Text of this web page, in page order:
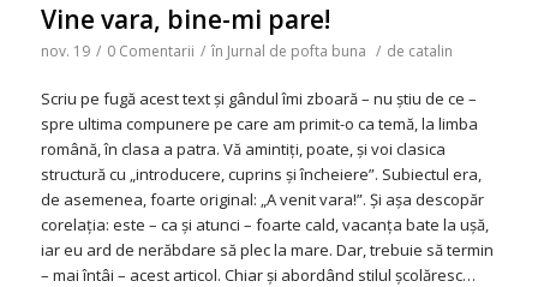
Vine vara, bine-mi pare!
nov. 19 / 0 Comentarii / în Jurnal de pofta buna / de catalin
Scriu pe fugă acest text şi gândul îmi zboară – nu ştiu de ce –
spre ultima compunere pe care am primit-o ca temă, la limba
română, în clasa a patra. Vă amintiţi, poate, şi voi clasica
structură cu „introducere, cuprins şi încheiere”. Subiectul era,
de asemenea, foarte original: „A venit vara!”. Şi aşa descopăr
corelaţia: este – ca şi atunci – foarte cald, vacanţa bate la uşă,
iar eu ard de nerăbdare să plec la mare. Dar, trebuie să termin
– mai întâi – acest articol. Chiar şi abordând stilul şcolăresc…